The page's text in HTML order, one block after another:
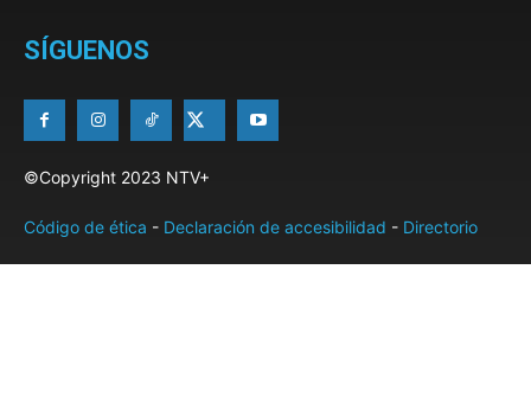
SÍGUENOS
©Copyright 2023 NTV+
Código de ética - Declaración de accesibilidad - Directorio